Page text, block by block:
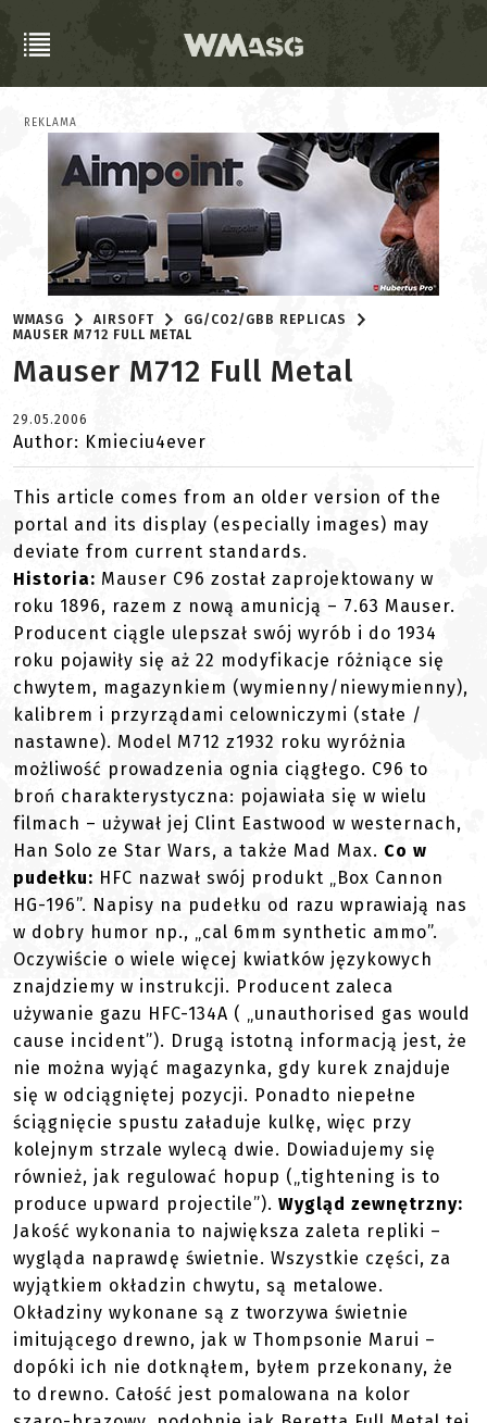
REKLAMA
WMASG AIRSOFT
GG/CO2/GBB REPLICAS
MAUSER M712 FULL METAL
Mauser M712 Full Metal
29.05.2006
Author: Kmieciu4ever
This article comes from an older version of the
portal and its display (especially images) may
deviate from current standards.
Historia: Mauser C96 został zaprojektowany w
roku 1896, razem z nową amunicją – 7.63 Mauser.
Producent ciągle ulepszał swój wyrób i do 1934
roku pojawiły się aż 22 modyfikacje różniące się
chwytem, magazynkiem (wymienny/niewymienny),
kalibrem i przyrządami celowniczymi (stałe /
nastawne). Model M712 z1932 roku wyróżnia
możliwość prowadzenia ognia ciągłego. C96 to
broń charakterystyczna: pojawiała się w wielu
filmach – używał jej Clint Eastwood w westernach,
Han Solo ze Star Wars, a także Mad Max. Co w
pudełku: HFC nazwał swój produkt „Box Cannon
HG-196”. Napisy na pudełku od razu wprawiają nas
w dobry humor np., „cal 6mm synthetic ammo”.
Oczywiście o wiele więcej kwiatków językowych
znajdziemy w instrukcji. Producent zaleca
używanie gazu HFC-134A ( „unauthorised gas would
cause incident”). Drugą istotną informacją jest, że
nie można wyjąć magazynka, gdy kurek znajduje
się w odciągniętej pozycji. Ponadto niepełne
ściągnięcie spustu załaduje kulkę, więc przy
kolejnym strzale wylecą dwie. Dowiadujemy się
również, jak regulować hopup („tightening is to
produce upward projectile”). Wygląd zewnętrzny:
Jakość wykonania to największa zaleta repliki –
wygląda naprawdę świetnie. Wszystkie części, za
wyjątkiem okładzin chwytu, są metalowe.
Okładziny wykonane są z tworzywa świetnie
imitującego drewno, jak w Thompsonie Marui –
dopóki ich nie dotknąłem, byłem przekonany, że
to drewno. Całość jest pomalowana na kolor